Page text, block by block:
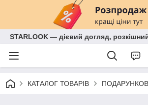
STARLOOK — дієвий догляд,
КАТАЛОГ ТОВАРІВ